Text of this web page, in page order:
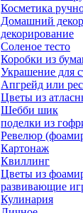
Косметика
Домашний декор
декорирование
Соленое тесто
Коробки из
Украшение для
Апгрейд или
Цветы из
Шебби шик
поделки из
Ревелюр
Картонаж
Квиллинг
Цветы из
развивающие
Кулинария